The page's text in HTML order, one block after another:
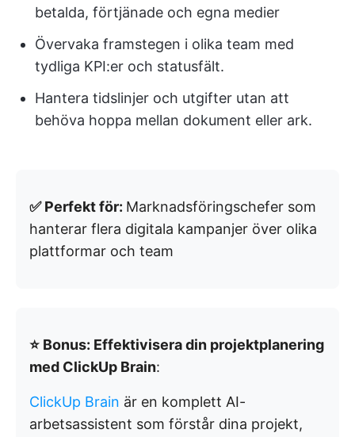
betalda, förtjänade och egna medier
Övervaka framstegen i olika team med
tydliga KPI:er och statusfält.
Hantera tidslinjer och utgifter utan att
behöva hoppa mellan dokument eller ark.
✅ Perfekt för: Marknadsföringschefer som
hanterar flera digitala kampanjer över olika
plattformar och team
⭐ Bonus: Effektivisera din projektplanering
med ClickUp Brain:
ClickUp Brain är en komplett AI-
arbetsassistent som förstår dina projekt,